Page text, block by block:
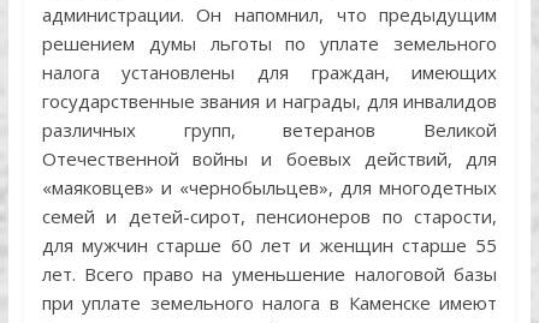
администрации. Он напомнил, что предыдущим
решением думы льготы по уплате земельного
налога установлены для граждан, имеющих
государственные звания и награды, для инвалидов
различных групп, ветеранов Великой
Отечественной войны и боевых действий, для
«маяковцев» и «чернобыльцев», для многодетных
семей и детей-сирот, пенсионеров по старости,
для мужчин старше 60 лет и женщин старше 55
лет. Всего право на уменьшение налоговой базы
при уплате земельного налога в Каменске имеют